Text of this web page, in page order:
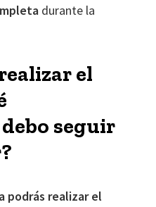
durante la
el
seguir
podrás realizar el